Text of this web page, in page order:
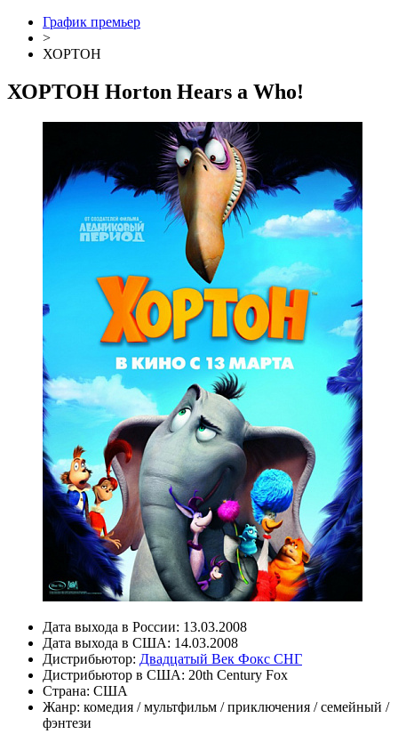
График премьер
>
ХОРТОН
ХОРТОН Horton Hears a Who!
Дата выхода в России: 13.03.2008
Дата выхода в США: 14.03.2008
Дистрибьютор: Двадцатый Век Фокс СНГ
Дистрибьютор в США: 20th Century Fox
Страна: США
Жанр: комедия /мультфильм /приключения /семейный /
фэнтези